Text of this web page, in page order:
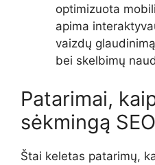
optimizuota
apima
vaizdų
bei skelbimų
Patarimai,
sėkmingą
Štai keletas patarimų,